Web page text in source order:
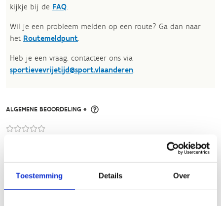
Toestemming Details Over
kijkje bij de FAQ.
Wil je een probleem melden op een route? Ga dan naar
het Routemeldpunt.
Heb je een vraag, contacteer ons via
sportievevrijetijd@sport.vlaanderen.​
ALGEMENE BEOORDELING *